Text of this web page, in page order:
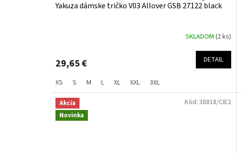
Yakuza dámske tričko V03 Allover GSB 27122 black
SKLADOM(2 ks)
29,65 € DETAIL
XS S M L XL XXL 3XL
Akcia
Novinka
Kód:38818/CIE2